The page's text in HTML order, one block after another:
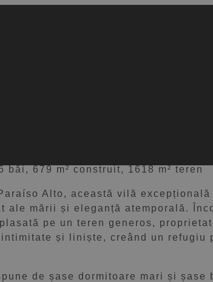
băi, 679 m² construit, 1618 m² teren
Alto, această vilă
ale mării și eleganță atemporală.
pe un teren generos,
și liniște, creând un refugiu
de șase dormitoare mari și șase